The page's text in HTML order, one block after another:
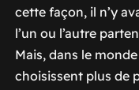
cette façon, il n’y
l’un ou l’autre
Mais, dans le
choisissent plus de